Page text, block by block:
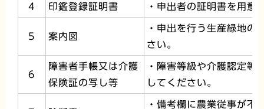
4 印鑑登録証明書 ・申出者の証明書を用意
5 案内図
・申出を行う生産緑地の
さい。
6
障害者手帳又は介護
保険証の写し等
・障害等級や介護認定等
してください。
・備考欄に農業従事が不